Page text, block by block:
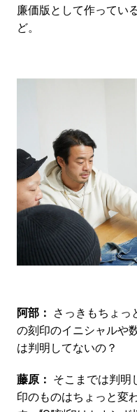
廉価版として作ってい
ど。
阿部：
さっきもちょっ
の刻印のイニシャルや
は判明してないの？
藤原： そこまでは判明
印のものはちょっと変